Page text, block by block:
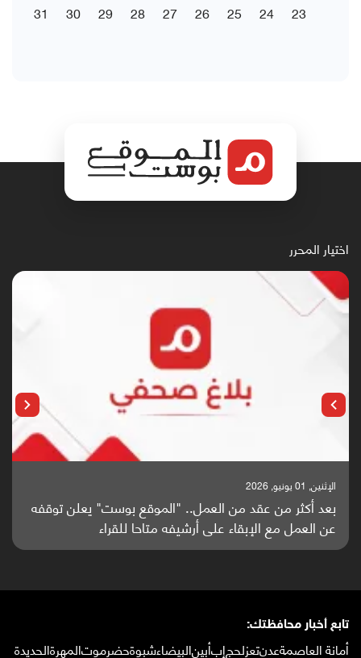
23
24
25
26
27
28
29
30
31
اختيار المحرر
الإثنين, 25 مايو, 2026
باحثون من اليمن يدخلون سباق أبحاث ألزهايمر بدراسة
واعدة منشورة عالميا (ترجمة)
تابع أخبار محافظتك:
أمانة العاصمةعدنتعزلحجإبأبينالبيضاءشبوةحضرموتالمهرةالحديدة